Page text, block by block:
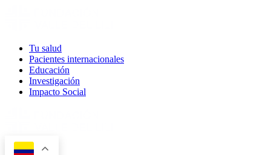
Tu salud
Pacientes internacionales
Educación
Investigación
Impacto Social